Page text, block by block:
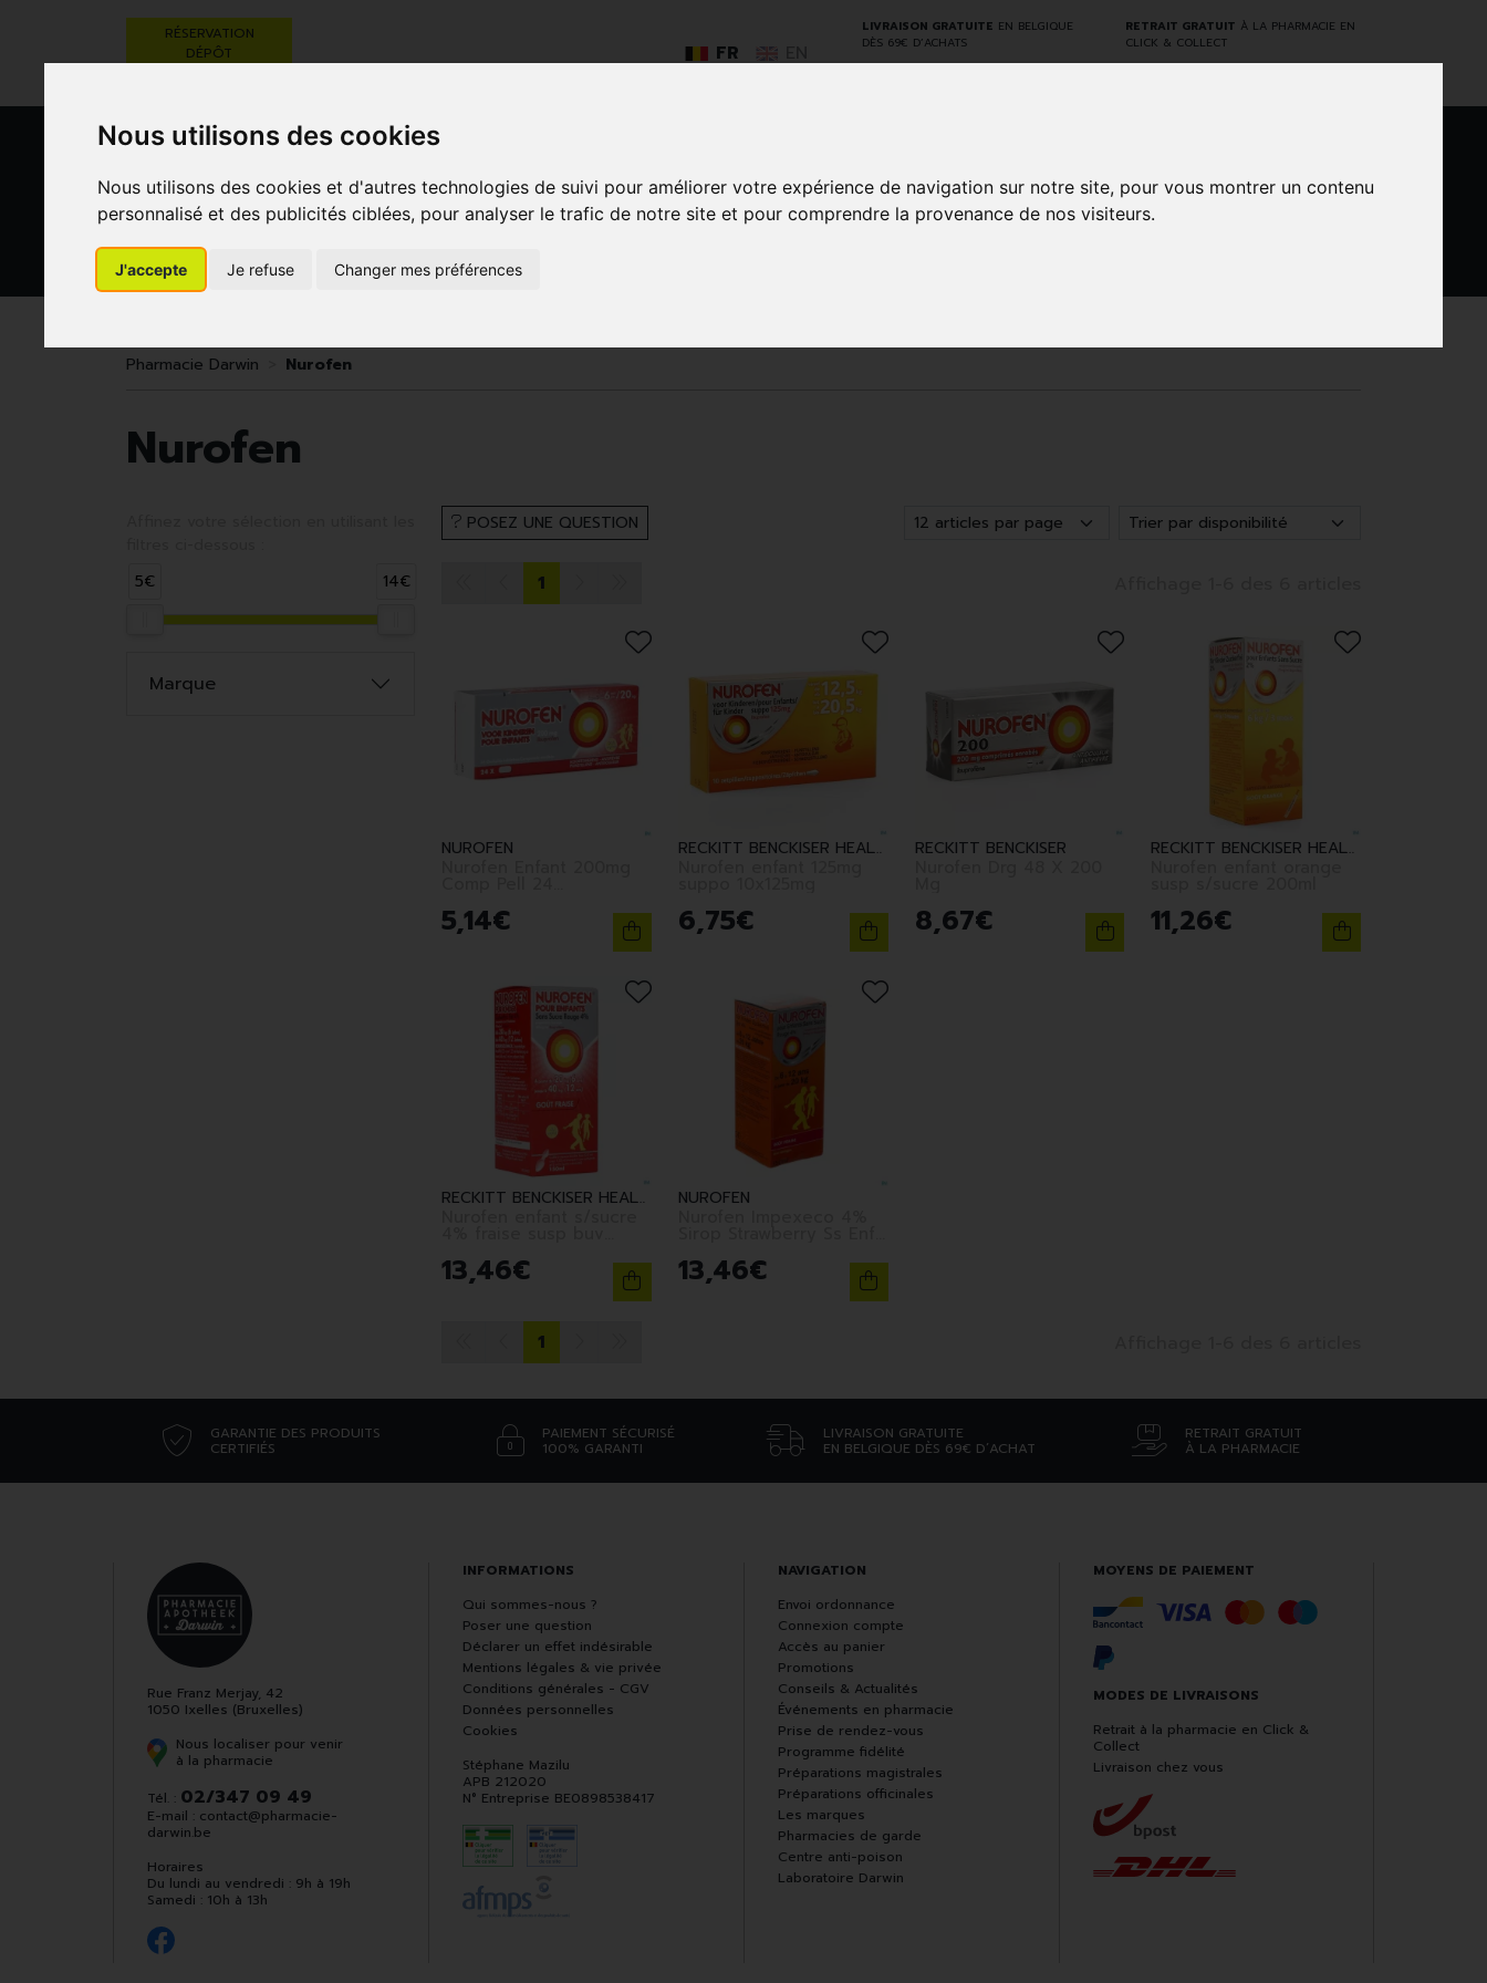
Nous utilisons des cookies
Nous utilisons des cookies et d'autres technologies de suivi pour améliorer votre expérience de navigation sur notre site, pour vous montrer un contenu
personnalisé et des publicités ciblées, pour analyser le trafic de notre site et pour comprendre la provenance de nos visiteurs.
J'accepte Je refuse Changer mes préférences
LIVRAISON GRATUITE EN BELGIQUE
DÈS 69€ D’ACHATS
RETRAIT GRATUIT À LA PHARMACIE EN
CLICK & COLLECT
FR
RÉSERVATION
DÉPÔT
GO
BEAUTÉ,
Pharmacie Darwin Nurofen
Nurofen
POSEZ UNE QUESTION
1
NUROFEN
5,14€
RECKITT BENCKISER HEALTHCARE (BELGIUM)
6,75€
RECKITT BENCKISER
8,67€
RECKITT BENCKISER HEALTHCARE (BELGIUM)
11,26€
RECKITT BENCKISER HEALTHCARE (BELGIUM)
13,46€
NUROFEN
13,46€
1
5€
14€
Marque
GARANTIE DES PRODUITS
CERTIFIÉS
PAIEMENT SÉCURISÉ
100% GARANTI
LIVRAISON GRATUITE
EN BELGIQUE DÈS 69€ D’ACHAT
RETRAIT GRATUIT
À LA PHARMACIE
Rue Franz Merjay, 42
1050 Ixelles (Bruxelles)
Nous localiser pour venir
à la pharmacie
Tél. : 02/347 09 49
E-mail : contact@pharmacie-
darwin.be
Horaires
Du lundi au vendredi : 9h à 19h
Samedi : 10h à 13h
INFORMATIONS
Qui sommes-nous ?
Poser une question
Déclarer un effet indésirable
Mentions légales & vie privée
Conditions générales - CGV
Données personnelles
Cookies
Stéphane Mazilu
APB 212020
N° Entreprise BE0898538417
NAVIGATION
Envoi ordonnance
Connexion compte
Accès au panier
Promotions
Conseils & Actualités
Événements en pharmacie
Prise de rendez-vous
Programme fidélité
Préparations magistrales
Préparations officinales
Les marques
Pharmacies de garde
Centre anti-poison
Laboratoire Darwin
MOYENS DE PAIEMENT
MODES DE LIVRAISONS
Retrait à la pharmacie en Click &
Collect
Livraison chez vous